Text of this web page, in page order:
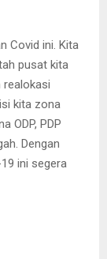
Covid ini. Kita
pusat kita
kita zona
ODP, PDP
Dengan
ini segera